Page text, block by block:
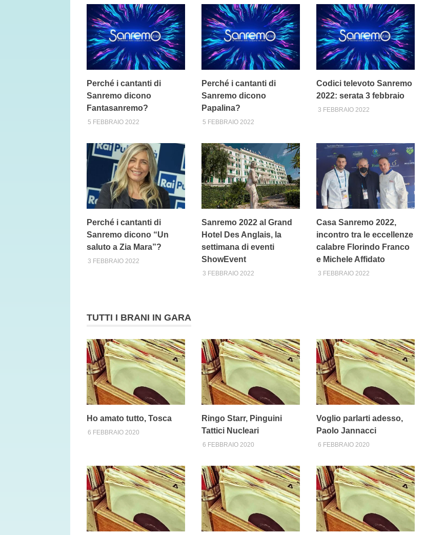
Perché i cantanti di
Sanremo dicono
Fantasanremo?
5 FEBBRAIO 2022
Perché i cantanti di
Sanremo dicono
Papalina?
5 FEBBRAIO 2022
Codici televoto Sanremo
2022: serata 3 febbraio
3 FEBBRAIO 2022
Perché i cantanti di
Sanremo dicono “Un
saluto a Zia Mara”?
3 FEBBRAIO 2022
Sanremo 2022 al Grand
Hotel Des Anglais, la
settimana di eventi
ShowEvent
3 FEBBRAIO 2022
Casa Sanremo 2022,
incontro tra le eccellenze
calabre Florindo Franco
e Michele Affidato
3 FEBBRAIO 2022
TUTTI I BRANI IN GARA
Ho amato tutto, Tosca
6 FEBBRAIO 2020
Ringo Starr, Pinguini
Tattici Nucleari
6 FEBBRAIO 2020
Voglio parlarti adesso,
Paolo Jannacci
6 FEBBRAIO 2020